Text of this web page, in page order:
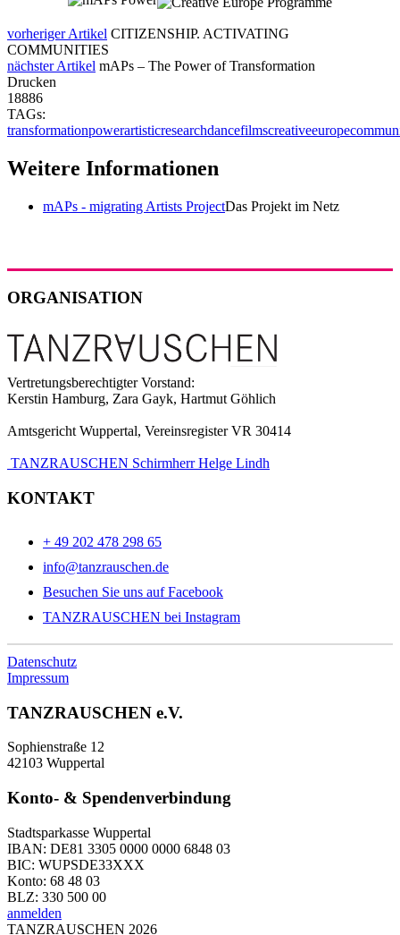
vorheriger Artikel CITIZENSHIP. ACTIVATING
COMMUNITIES
nächster Artikel mAPs – The Power of Transformation
Drucken
18886
TAGs:
transformationpowerartisticresearchdancefilmscreativeeurope
Weitere Informationen
mAPs - migrating Artists ProjectDas Projekt im Netz
ORGANISATION
Vertretungsberechtigter Vorstand:
Kerstin Hamburg, Zara Gayk, Hartmut Göhlich
Amtsgericht Wuppertal, Vereinsregister VR 30414
TANZRAUSCHEN Schirmherr Helge Lindh
KONTAKT
+ 49 202 478 298 65
info@tanzrauschen.de
Besuchen Sie uns auf Facebook
TANZRAUSCHEN bei Instagram
Datenschutz
Impressum
TANZRAUSCHEN e.V.
Sophienstraße 12
42103 Wuppertal
Konto- & Spendenverbindung
Stadtsparkasse Wuppertal
IBAN: DE81 3305 0000 0000 6848 03
BIC: WUPSDE33XXX
Konto: 68 48 03
BLZ: 330 500 00
anmelden
TANZRAUSCHEN 2026